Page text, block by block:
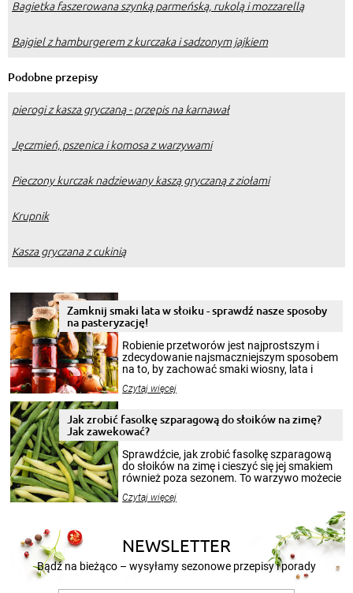
Bagietka faszerowana szynką parmeńską, rukolą i mozzarellą
Bajgiel z hamburgerem z kurczaka i sadzonym jajkiem
Podobne przepisy
pierogi z kasza gryczaną - przepis na karnawał
Jęczmień, pszenica i komosa z warzywami
Pieczony kurczak nadziewany kaszą gryczaną z ziołami
Krupnik
Kasza gryczana z cukinią
Zamknij smaki lata w słoiku - sprawdź nasze sposoby
na pasteryzację!
Robienie przetworów jest najprostszym i
zdecydowanie najsmaczniejszym sposobem
na to, by zachować smaki wiosny, lata i
krajobrazów, by cieszyć nimi oko w sezonie
pełni poczuć atmosferę cieplejszych
miesięcy. Przygotowanie słoików ze
patenty, które pozwolą zachować świeżość
przetworów.
Czytaj więcej
Jak zrobić fasolkę szparagową do słoików na zimę?
Jak zawekować?
Sprawdźcie, jak zrobić fasolkę szparagową
do słoików na zimę i cieszyć się jej smakiem
również poza sezonem. To warzywo możecie
nasze propozycje!
Czytaj więcej
NEWSLETTER
Bądź na bieżąco – wysyłamy sezonowe przepisy i porady